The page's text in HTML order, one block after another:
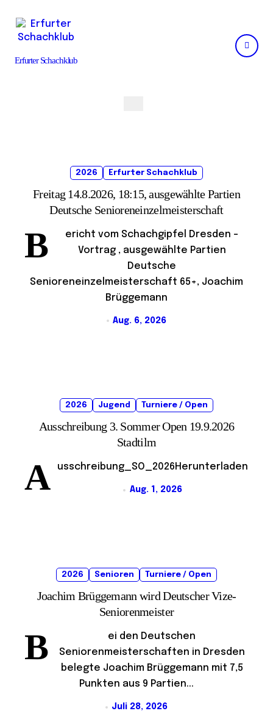
content
Erfurter Schachklub
2026 Erfurter Schachklub
Freitag 14.8.2026, 18:15, ausgewählte Partien
Deutsche Senioreneinzelmeisterschaft
B
ericht vom Schachgipfel Dresden –
Vortrag , ausgewählte Partien
Deutsche
Senioreneinzelmeisterschaft 65+, Joachim
Brüggemann
Aug. 6, 2026
2026 Jugend Turniere / Open
Ausschreibung 3. Sommer Open 19.9.2026
Stadtilm
A usschreibung_SO_2026Herunterladen
Aug. 1, 2026
2026 Senioren Turniere / Open
Joachim Brüggemann wird Deutscher Vize-
Seniorenmeister
B
ei den Deutschen
Seniorenmeisterschaften in Dresden
belegte Joachim Brüggemann mit 7,5
Punkten aus 9 Partien...
Juli 28, 2026